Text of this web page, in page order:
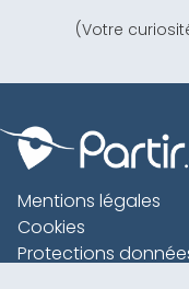
(Votre
Mentions légales
Cookies
Protections